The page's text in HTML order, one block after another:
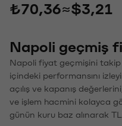
₺70,36≈$3,21
Napoli geçmiş
Napoli fiyat geçmişini takip
içindeki performansını
açılış ve kapanış
ve işlem hacmini kolayca
günün kuru baz alınarak